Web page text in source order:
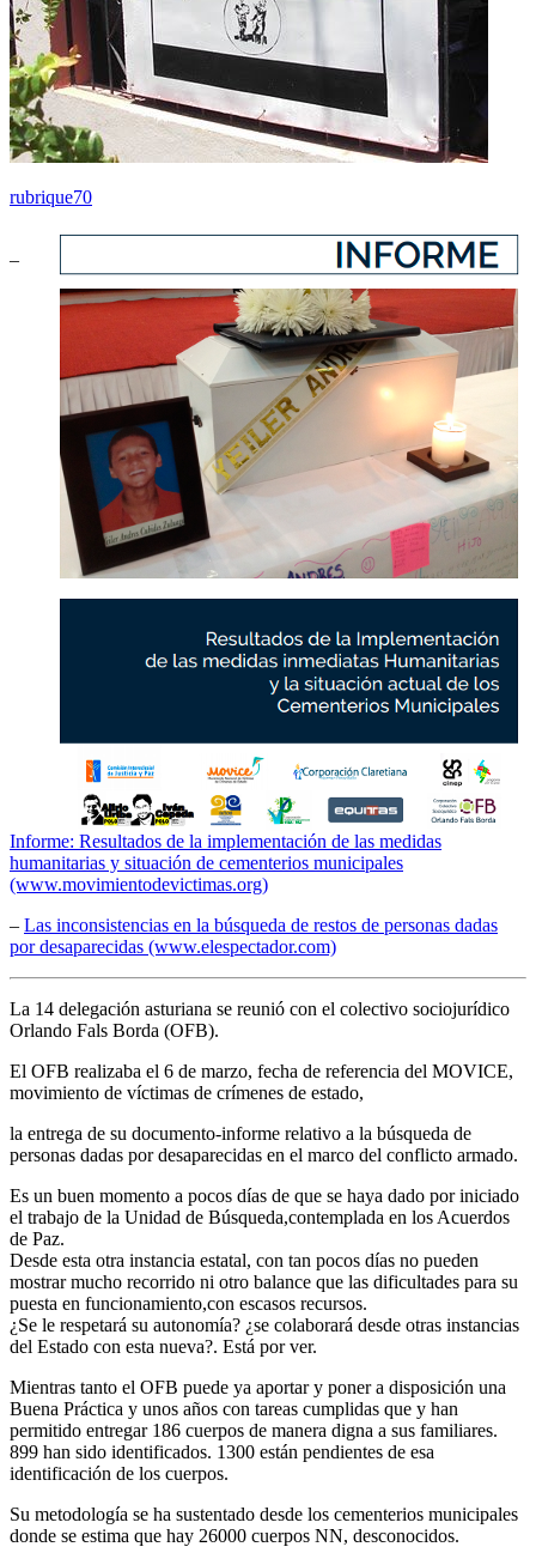
rubrique70
–
Informe: Resultados de la implementación de las medidas
humanitarias y situación de cementerios municipales
(www.movimientodevictimas.org)
– Las inconsistencias en la búsqueda de restos de personas dadas
por desaparecidas (www.elespectador.com)
La 14 delegación asturiana se reunió con el colectivo sociojurídico
Orlando Fals Borda (OFB).
El OFB realizaba el 6 de marzo, fecha de referencia del MOVICE,
movimiento de víctimas de crímenes de estado,
la entrega de su documento-informe relativo a la búsqueda de
personas dadas por desaparecidas en el marco del conflicto armado.
Es un buen momento a pocos días de que se haya dado por iniciado
el trabajo de la Unidad de Búsqueda,contemplada en los Acuerdos
de Paz.
Desde esta otra instancia estatal, con tan pocos días no pueden
mostrar mucho recorrido ni otro balance que las dificultades para su
puesta en funcionamiento,con escasos recursos.
¿Se le respetará su autonomía? ¿se colaborará desde otras instancias
del Estado con esta nueva?. Está por ver.
Mientras tanto el OFB puede ya aportar y poner a disposición una
Buena Práctica y unos años con tareas cumplidas que y han
permitido entregar 186 cuerpos de manera digna a sus familiares.
899 han sido identificados. 1300 están pendientes de esa
identificación de los cuerpos.
Su metodología se ha sustentado desde los cementerios municipales
donde se estima que hay 26000 cuerpos NN, desconocidos.